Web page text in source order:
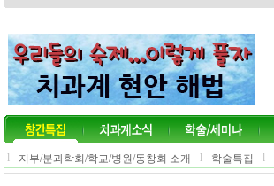
l 지부/분과학회/학교/병원/동창회 소개 l 학술특집 l